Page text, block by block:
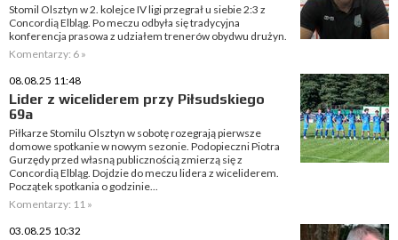
Stomil Olsztyn w 2. kolejce IV ligi przegrał u siebie 2:3 z
Concordią Elbląg. Po meczu odbyła się tradycyjna
konferencja prasowa z udziałem trenerów obydwu drużyn.
Komentarzy: 6 »
08.08.25 11:48
Lider z wiceliderem przy Piłsudskiego
69a
Piłkarze Stomilu Olsztyn w sobotę rozegrają pierwsze
domowe spotkanie w nowym sezonie. Podopieczni Piotra
Gurzędy przed własną publicznością zmierzą się z
Concordią Elbląg. Dojdzie do meczu lidera z wiceliderem.
Początek spotkania o godzinie...
Komentarzy: 11 »
03.08.25 10:32